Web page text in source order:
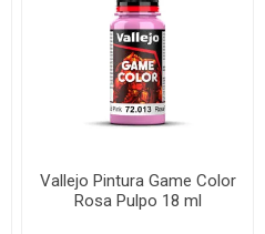
Vallejo Pintura Game Color
Rosa Pulpo 18 ml